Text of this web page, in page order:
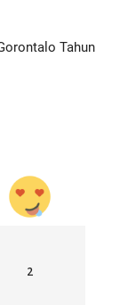
Tahun
2